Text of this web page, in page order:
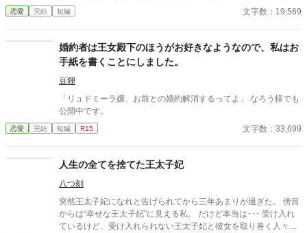
の愛」を見つけたという身勝手な理由で一方的に婚約破棄を突き
つけられる。 ベアトリスからは地味で退屈な女と公然と蔑ま
侯爵家の誇りを守るため不当な破棄を断固として拒否。たった一
人で反撃の証拠集めを開始する。 彼女が助力を求めたのは、社
交界から距離を置き、冷徹と噂される辺境伯アレクシス。彼は、
イザラの持つ鋼のような意志と冷静な知性を見抜き、彼女の非公
式な協力者となる。 しかし、そんな彼女を待っていたのは「辺
境伯と不貞を働いている」という、さらに悪質な濡れ衣だった―
―
恋愛 完結 短編 文字数：19,569
婚約者は王女殿下のほうがお好きなようなので、私はお
手紙を書くことにしました。
豆狸
「リュドミーラ嬢、お前との婚約解消するってよ」 なろう様でも
公開中です。
恋愛 完結 短編 R15 文字数：33,699
人生の全てを捨てた王太子妃
八つ刻
突然王太子妃になれと告げられてから三年あまりが過ぎた。 傍目
からは“幸せな王太子妃”に見える私。 だけど本当は･･･ 受け入れ
ているけど、受け入れられない王太子妃と彼女を取り巻く人々の